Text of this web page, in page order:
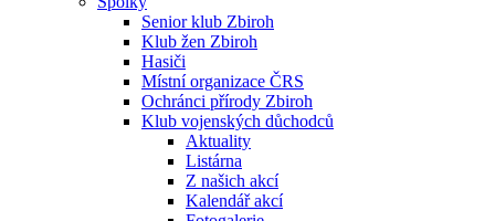
Senior klub Zbiroh
Klub žen Zbiroh
Hasiči
Místní organizace ČRS
Ochránci přírody Zbiroh
Klub vojenských důchodců
Aktuality
Listárna
Z našich akcí
Kalendář akcí